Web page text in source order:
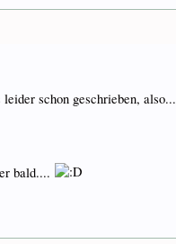
schon geschrieben, also...
bald....